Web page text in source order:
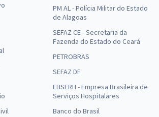
PM AL - Polícia Militar do Estado
de Alagoas
SEFAZ CE - Secretaria da
Fazenda do Estado do Ceará
PETROBRAS
SEFAZ DF
EBSERH - Empresa Brasileira de
Serviços Hospitalares
Banco do Brasil